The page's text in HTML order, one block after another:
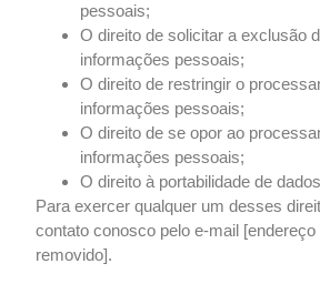
pessoais;
O direito de solicitar a exclusão
informações pessoais;
O direito de restringir o
informações pessoais;
O direito de se opor ao
informações pessoais;
O direito à portabilidade de
Para exercer qualquer um desses
contato conosco pelo e-mail [endereço
removido].